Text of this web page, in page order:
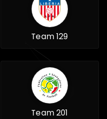
Team 129
Team 201